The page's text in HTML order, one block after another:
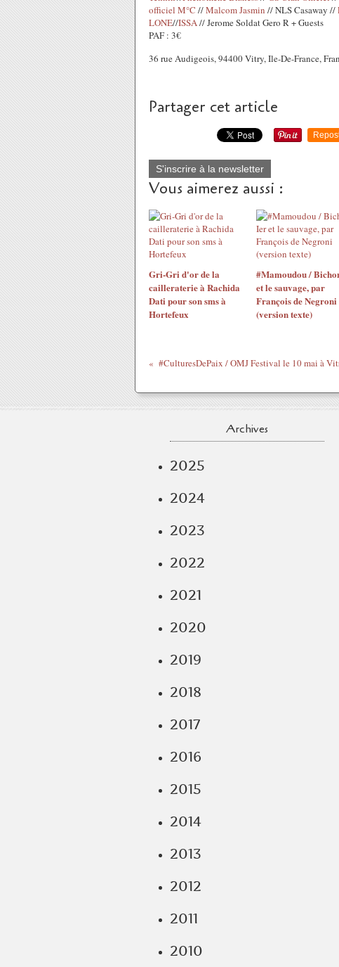
officiel M°C //Malcom Jasmin // NLS Casaway //
LONE//ISSA// Jerome Soldat Gero R + Guests
PAF : 3€
36 rue Audigeois, 94400 Vitry, Ile-De-France,
Partager cet article
S'inscrire à la newsletter
Vous aimerez aussi :
Gri-Gri d'or de la
cailleraterie à Rachida
Dati pour son sms à
Hortefeux
#Mamoudou /
et le sauvage, par
François de Negroni
(version texte)
Archives
2025
2024
2023
2022
2021
2020
2019
2018
2017
2016
2015
2014
2013
2012
2011
2010